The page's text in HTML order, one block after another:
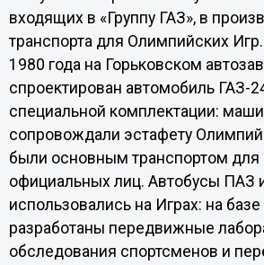
входящих в «Группу ГАЗ», в
транспорта для Олимпийских
1980 года на Горьковском
спроектирован автомобиль ГАЗ-
специальной комплектации:
сопровождали эстафету
были основным транспортом для
официальных лиц. Автобусы ПАЗ
использовались на Играх: на
разработаны передвижные
обследования спортсменов и